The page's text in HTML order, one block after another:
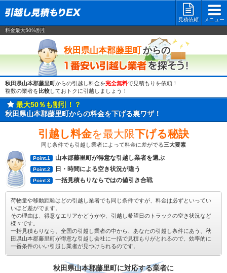
見積依頼
メニュー
料金最大50%割引
秋田県山本郡藤里町からの
秋田県山本郡藤里町からの引越し料金を完全無料で見積もりを依頼！
複数の業者を 比較しておトクに引越しましょう！
最大50％も割引！？
秋田県山本郡藤里町からの料金を下げる裏ワザ！
引越し料金を最大限下げる秘訣
同じ条件でも引越し業者によって料金に差がでる三大要素
Point.1 山本郡藤里町が得意な引越し業者を選ぶ
Point.2 日・時間による空き状況が違う
Point.3 一括見積もりならではの値引き合戦
荷物量や移動距離はどの引越し業者でも同じ条件ですが、料金は必ずといってい
いほど差がでます。
その理由は、得意なエリアかどうかや、引越し希望日のトラックの空き状況など
様々です。
一括見積もりなら、全国の引越し業者の中から、あなたの引越し条件にあう、秋
田県山本郡藤里町が得意な引越し会社に一括で見積もりがとれるので、効率的に
一番条件のいい引越し業者が見つけられるのです。
秋田県山本郡藤里町に対応する業者に